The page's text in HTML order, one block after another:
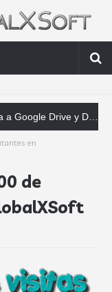
en
de